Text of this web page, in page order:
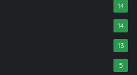
14
14
13
5